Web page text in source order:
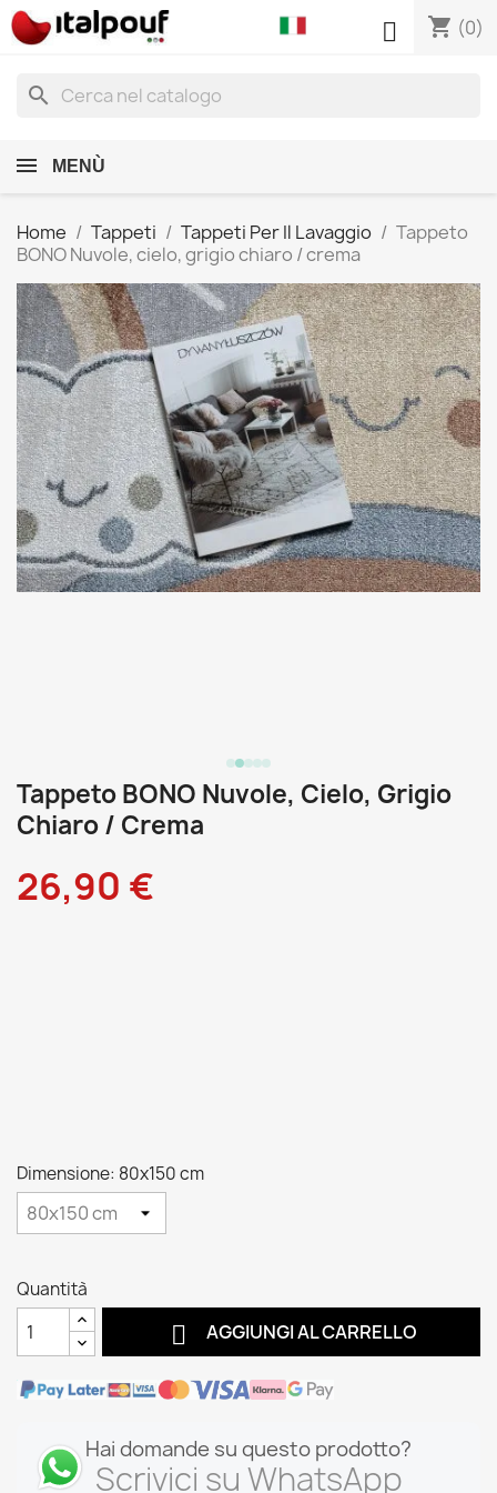
shopping_cart (0)

search
MENÙ
Home Tappeti Tappeti Per Il Lavaggio
Tappeto
BONO Nuvole, cielo, grigio chiaro / crema
Tappeto BONO Nuvole, Cielo, Grigio
Chiaro / Crema
26,90 €
Dimensione: 80x150 cm
Quantità
 AGGIUNGI AL CARRELLO
Hai domande su questo prodotto?
Scrivici su WhatsApp